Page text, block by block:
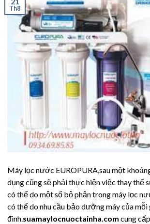
Th8
Máy lọc nước EUROPURA,sau một
dụng cũng sẽ phải thực hiện việc thay thế
có thể do một số bộ phận trong máy lọc
có thể do nhu cầu bảo dưỡng máy của mỗi
đình.suamaylocnuoctainha.com cung